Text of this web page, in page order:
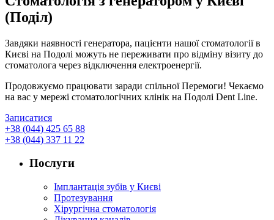
(Поділ)
Завдяки наявності генератора, пацієнти нашої стоматології в
Києві на Подолі можуть не переживати про відміну візиту до
стоматолога через відключення електроенергії.
Продовжуємо працювати заради спільної Перемоги! Чекаємо
на вас у мережі стоматологічних клінік на Подолі Dent Line.
Записатися
+38 (044) 425 65 88
+38 (044) 337 11 22
Послуги
Імплантація зубів у Києві
Протезування
Хірургічна стоматологія